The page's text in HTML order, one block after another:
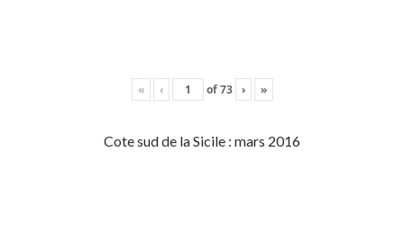
« ‹ of73 › »
Cote sud de la Sicile : mars 2016